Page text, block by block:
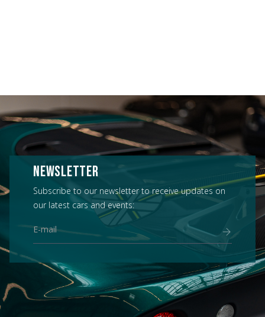
NEWSLETTER
Subscribe to our newsletter to receive updates on
our latest cars and events: